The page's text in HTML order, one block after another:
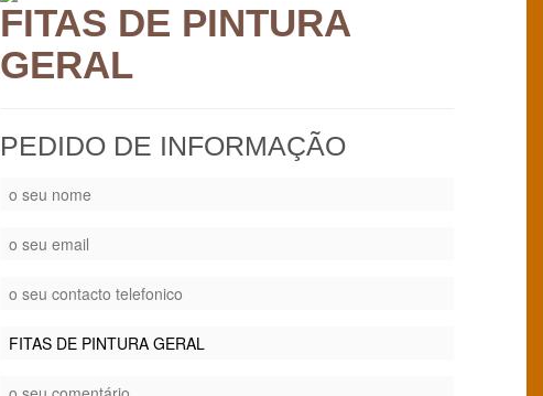
FITAS DE PINTURA
GERAL
PEDIDO DE INFORMAÇÃO